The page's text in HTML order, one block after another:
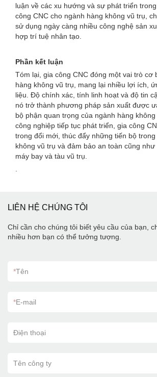
luận về các xu hướng và sự phát triển
công CNC cho ngành hàng không vũ trụ,
sử dụng ngày càng nhiều công nghệ sản
hợp trí tuệ nhân tạo.
Phần kết luận
Tóm lại, gia công CNC đóng một vai trò cơ
hàng không vũ trụ, mang lại nhiều lợi ích,
liệu. Độ chính xác, tính linh hoạt và độ tin
nó trở thành phương pháp sản xuất được
bộ phận quan trọng của ngành hàng
công nghiệp tiếp tục phát triển, gia công
trong đổi mới, thúc đẩy những tiến bộ
không vũ trụ và đảm bảo an toàn cũng như
máy bay và tàu vũ trụ.
LIÊN HỆ CHÚNG TÔI
Chỉ cần cho chúng tôi biết yêu cầu của bạn,
nhiều hơn bạn có thể tưởng tượng.
*Tên
*E-mail
Điện thoại
Tên công ty